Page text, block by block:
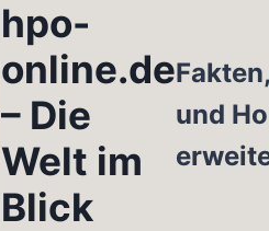
hpo-
online.de
– Die
Welt im
Blick
und